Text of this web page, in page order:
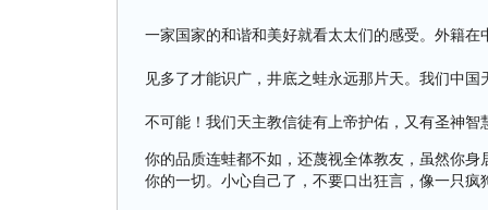
一家国家的和谐和美好就看太太们的感受。外籍
见多了才能识广，井底之蛙永远那片天。我们中
不可能！我们天主教信徒有上帝护佑，又有圣神智
你的品质连蛙都不如，还蔑视全体教友，虽然你
你的一切。小心自己了，不要口出狂言，像一只疯